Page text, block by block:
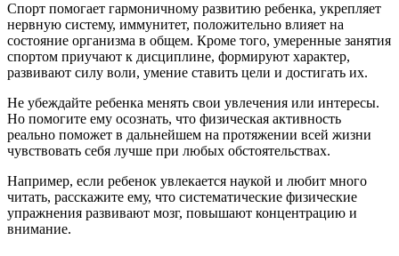
Спорт помогает гармоничному развитию ребенка, укрепляет
нервную систему, иммунитет, положительно влияет на
состояние организма в общем. Кроме того, умеренные занятия
спортом приучают к дисциплине, формируют характер,
развивают силу воли, умение ставить цели и достигать их.
Не убеждайте ребенка менять свои увлечения или интересы.
Но помогите ему осознать, что физическая активность
реально поможет в дальнейшем на протяжении всей жизни
чувствовать себя лучше при любых обстоятельствах.
Например, если ребенок увлекается наукой и любит много
читать, расскажите ему, что систематические физические
упражнения развивают мозг, повышают концентрацию и
внимание.